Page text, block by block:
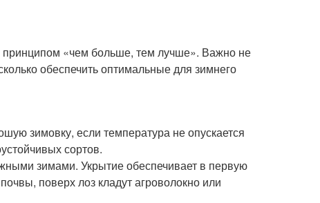
принципом «чем больше, тем лучше». Важно не
обеспечить оптимальные для зимнего
зимовку, если температура не опускается
сортов.
зимами. Укрытие обеспечивает в первую
поверх лоз кладут агроволокно или